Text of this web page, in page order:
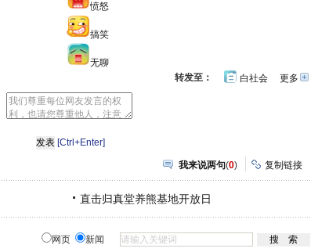
愤怒
搞笑
无聊
更多开
转发至： 白社会
[Ctrl+Enter]
我来说两句(0) 复制链接
直击归真堂养熊基地开放日
网页 新闻